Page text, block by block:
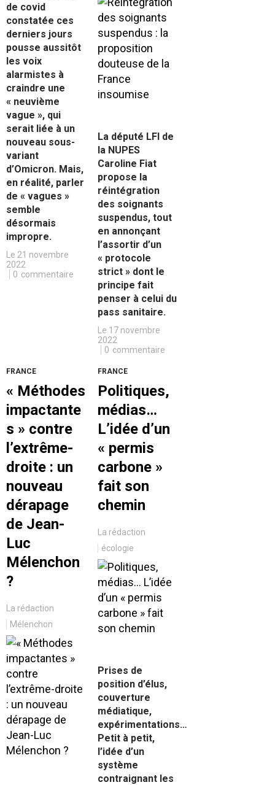
de covid
constatée ces
derniers jours
pousse aussitôt
les voix
alarmistes à
craindre une
« neuvième
vague », qui
serait liée à un
nouveau sous-
variant
d’Omicron. Mais,
en réalité, parler
de « vagues »
semble
désormais
impropre.
Le 21 novembre
2022
0 commentaire
La député LFI de
la NUPES
Caroline Fiat
propose la
réintégration
des soignants
suspendus, tout
en annonçant
l’assortir d’un
« protocole
strict » dont le
principe fait
penser à celui du
pass sanitaire.
Le 17 novembre
2022
0 commentaire
FRANCE
« Méthodes
impactante
s » contre
l’extrême-
droite : un
nouveau
dérapage
de Jean-
Luc
Mélenchon
?
La rédaction
Mélenchon
FRANCE
Politiques,
médias…
L’idée d’un
« permis
carbone »
fait son
chemin
La rédaction
écologie
Prises de
position d’élus,
couverture
médiatique,
expérimentations…
Petit à petit,
l’idée d’un
système
contraignant les